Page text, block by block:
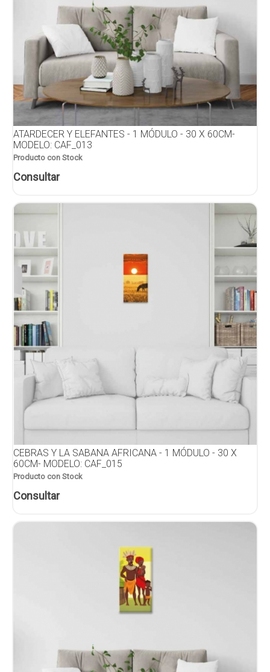
ATARDECER Y ELEFANTES - 1 MÓDULO - 30 X 60CM-
MODELO: CAF_013
Producto con Stock
Consultar
CEBRAS Y LA SABANA AFRICANA - 1 MÓDULO - 30 X
60CM- MODELO: CAF_015
Producto con Stock
Consultar